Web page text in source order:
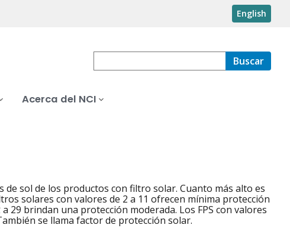
English
Buscar
Acerca del NCI
sol de los productos con filtro solar. Cuanto más alto es
solares con valores de 2 a 11 ofrecen mínima protección
29 brindan una protección moderada. Los FPS con valores
se llama factor de protección solar.